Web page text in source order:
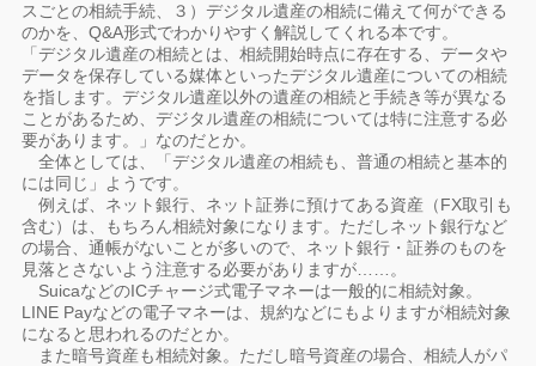
スごとの相続手続、３）デジタル遺産の相続に備えて何ができる
のかを、Q&A形式でわかりやすく解説してくれる本です。
「デジタル遺産の相続とは、相続開始時点に存在する、データや
データを保存している媒体といったデジタル遺産についての相続
を指します。デジタル遺産以外の遺産の相続と手続き等が異なる
ことがあるため、デジタル遺産の相続については特に注意する必
要があります。」なのだとか。
全体としては、「デジタル遺産の相続も、普通の相続と基本的
には同じ」ようです。
例えば、ネット銀行、ネット証券に預けてある資産（FX取引も
含む）は、もちろん相続対象になります。ただしネット銀行など
の場合、通帳がないことが多いので、ネット銀行・証券のものを
見落とさないよう注意する必要がありますが……。
SuicaなどのICチャージ式電子マネーは一般的に相続対象。
LINE Payなどの電子マネーは、規約などにもよりますが相続対象
になると思われるのだとか。
また暗号資産も相続対象。ただし暗号資産の場合、相続人がパ